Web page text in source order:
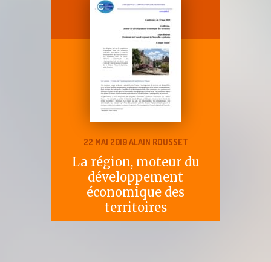
22 MAI 2019 ALAIN ROUSSET
La région, moteur du
développement
économique des
territoires